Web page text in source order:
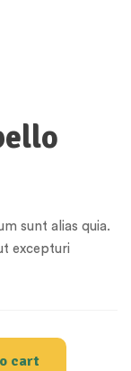
sunt alias quia.
excepturi
cart